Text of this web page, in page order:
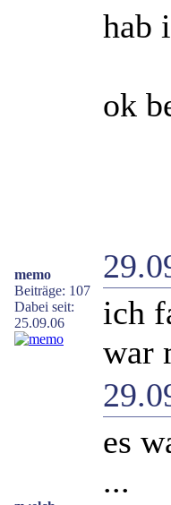
hab
ok
memo
Beiträge: 107
Dabei seit:
25.09.06
ich
war
es
...